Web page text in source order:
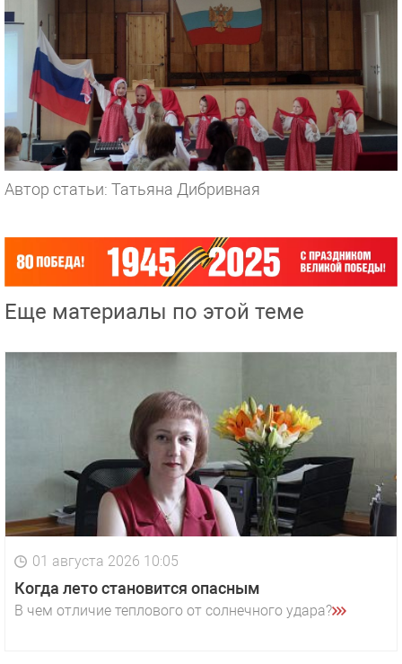
Автор статьи: Татьяна Дибривная
Еще материалы по этой теме
01 августа 2026 10:05
Когда лето становится опасным
В чем отличие теплового от солнечного удара?